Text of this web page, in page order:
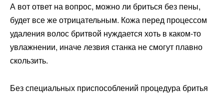
А вот ответ на вопрос, можно ли бриться без пены,
будет все же отрицательным. Кожа перед процессом
удаления волос бритвой нуждается хоть в каком-то
увлажнении, иначе лезвия станка не смогут плавно
скользить.
Без специальных приспособлений процедура бритья